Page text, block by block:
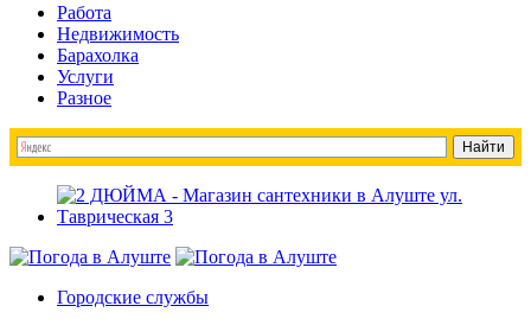
Работа
Недвижимость
Барахолка
Услуги
Разное
Городские службы